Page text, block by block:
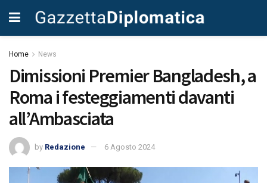
Home News
Dimissioni Premier Bangladesh, a
Roma i festeggiamenti davanti
all’Ambasciata
by Redazione 6 Agosto 2024